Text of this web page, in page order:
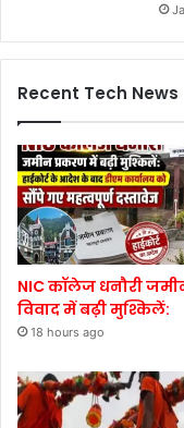
Recent Tech News
NIC कॉलेज धनौरी
विवाद में बढ़ी मुश्किलें:
18 hours ago